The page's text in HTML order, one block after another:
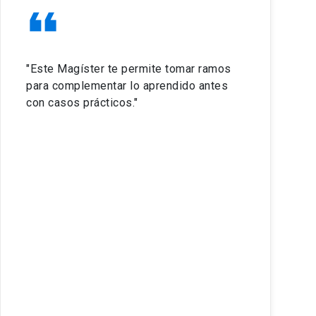
format_quote
"Este Magíster te permite tomar ramos
para complementar lo aprendido antes
con casos prácticos."